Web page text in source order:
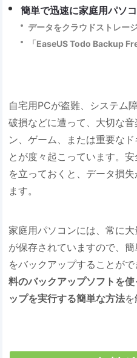
簡単で迅速に家庭用パソ
データをクラウドストレー
「EaseUS Todo Backup
自宅用PCが盗難、システム
破損などに遭って、大切な
ン、ゲーム、または重要な
とが度々起こっています。
を立っておくと、データ損
ます。
家庭用パソコンには、常に
が保存されていますので、
をバックアップすることが
料のバックアップソフトを
ップを実行する簡単な方法を